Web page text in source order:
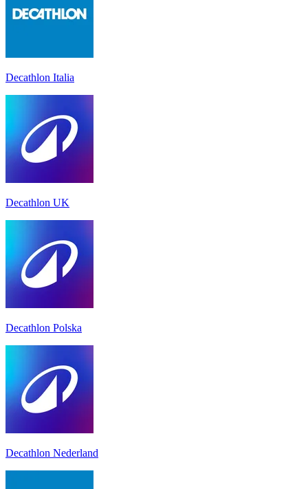
Decathlon Italia
Decathlon UK
Decathlon Polska
Decathlon Nederland